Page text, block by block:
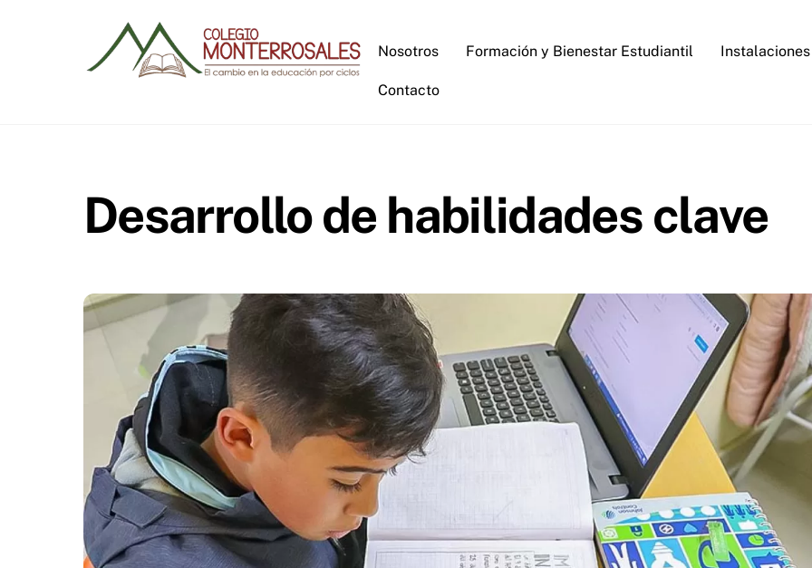
Nosotros Formación y Bienestar Estudiantil Instalaciones
Contacto
Desarrollo de habilidades clave